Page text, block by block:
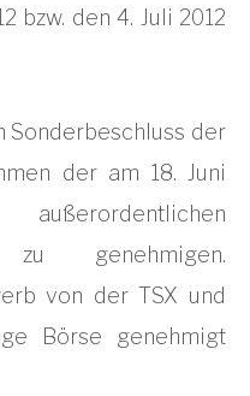
bzw. den 4. Juli 2012
Sonderbeschluss der
der am 18. Juni
zu genehmigen.
von der TSX und
Börse genehmigt